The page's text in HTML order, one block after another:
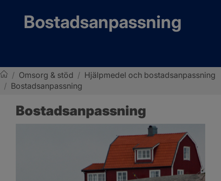
Bostadsanpassning
Sotenäs kommun
/ Omsorg & stöd / Hjälpmedel och bostadsanpassning
/ Bostadsanpassning
Bostadsanpassning